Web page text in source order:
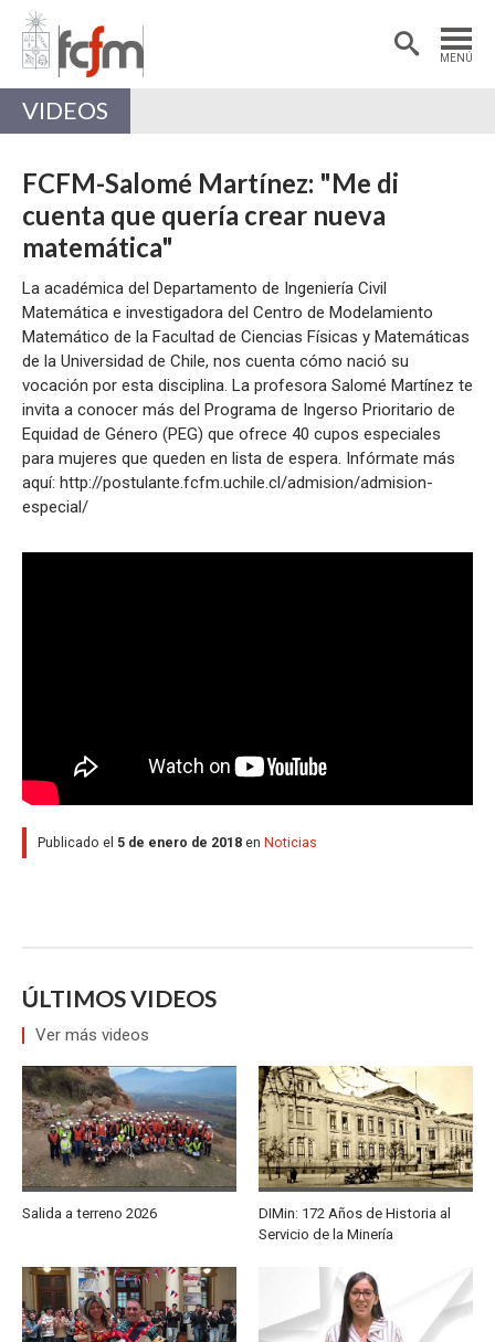
MENÚ
Estudiantes
Académicas/os
VIDEOS
FCFM-Salomé Martínez: "Me di
cuenta que quería crear nueva
matemática"
La académica del Departamento de Ingeniería Civil
Matemática e investigadora del Centro de Modelamiento
Matemático de la Facultad de Ciencias Físicas y Matemáticas
de la Universidad de Chile, nos cuenta cómo nació su
vocación por esta disciplina. La profesora Salomé Martínez te
invita a conocer más del Programa de Ingerso Prioritario de
Equidad de Género (PEG) que ofrece 40 cupos especiales
para mujeres que queden en lista de espera. Infórmate más
aquí: http://postulante.fcfm.uchile.cl/admision/admision-
especial/
Publicado el 5 de enero de 2018 en Noticias
ÚLTIMOS VIDEOS
Ver más videos
Salida a terreno 2026
DIMin: 172 Años de Historia al
Servicio de la Minería